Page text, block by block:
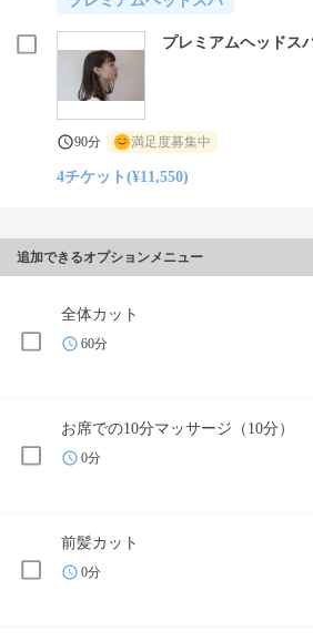
プレミアムヘッドス
90分 満足度募集中
4チケット(¥11,550)
追加できるオプションメニュー
全体カット
60分
お席での10分マッサージ（10分）
0分
前髪カット
0分